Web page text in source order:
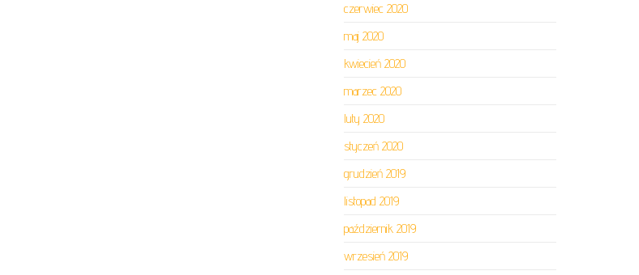
czerwiec 2020
maj 2020
kwiecień 2020
marzec 2020
luty 2020
styczeń 2020
grudzień 2019
listopad 2019
październik 2019
wrzesień 2019